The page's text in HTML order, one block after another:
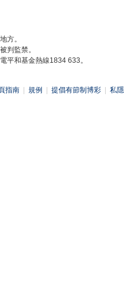
方。
判監禁。
平和基金熱線1834 633。
指南 規例 提倡有節制博彩 私